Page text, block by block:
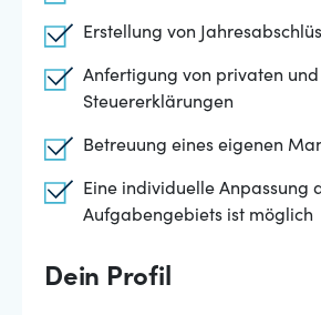
Erstellung von
Anfertigung von privaten
Steuererklärungen
Betreuung eines eigenen
Eine individuelle Anpassung
Aufgabengebiets ist möglich
Dein Profil